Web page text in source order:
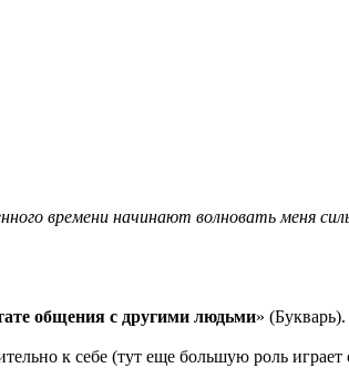
времени начинают волновать меня
общения с другими людьми» (Букварь).
к себе (тут еще большую роль играет